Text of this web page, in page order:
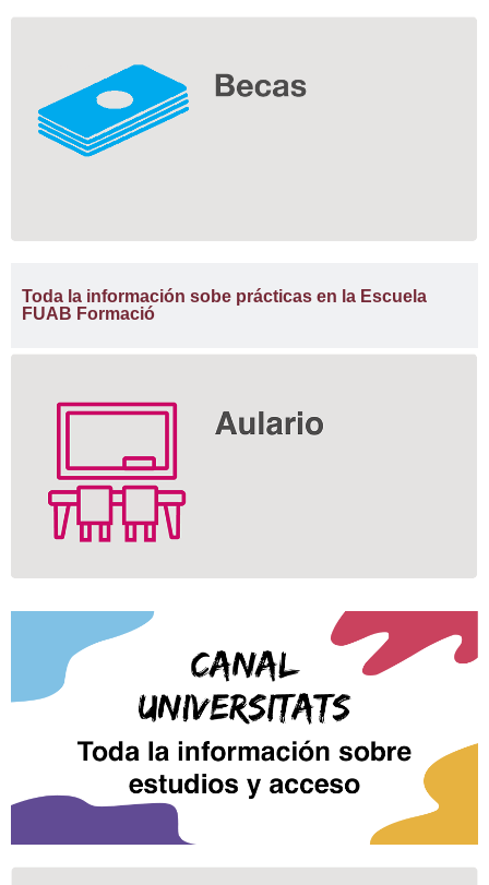
Información
complementaria
Toda la información sobe prácticas en la Escuela
FUAB Formació